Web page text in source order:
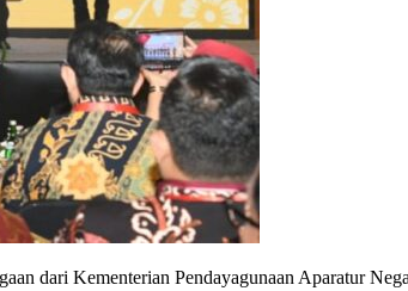
dari Kementerian Pendayagunaan Aparatur